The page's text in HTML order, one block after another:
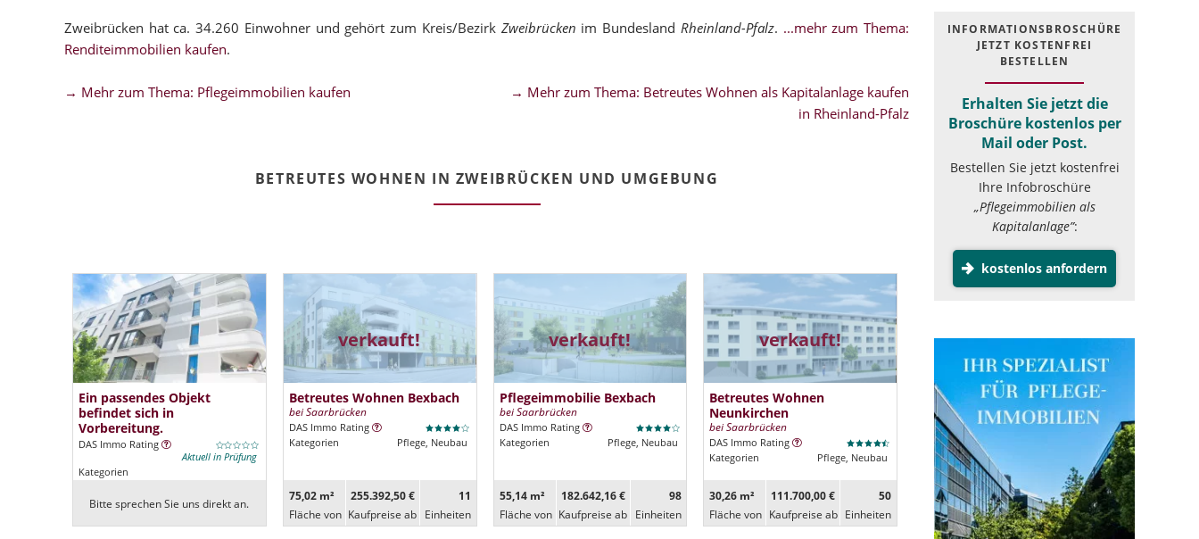
Zweibrücken hat ca. 34.260 Einwohner und gehört zum Kreis/Bezirk Zweibrücken im Bundesland Rheinland-Pfalz. ...mehr zum Thema:
Renditeimmobilien kaufen.
→ Mehr zum Thema: Pflegeimmobilien kaufen
→ Mehr zum Thema: Betreutes Wohnen als Kapitalanlage kaufen
in Rheinland-Pfalz
BETREUTES WOHNEN IN ZWEIBRÜCKEN UND UMGEBUNG
Ein passendes Objekt
befindet sich in
Vorbereitung.
DAS Immo Rating
Aktuell in Prüfung
Kategorien
Bitte sprechen Sie uns direkt an.
verkauft!
Betreutes Wohnen Bexbach
bei Saarbrücken
DAS Immo Rating
Kategorien
Pflege, Neubau
75,02 m²
Fläche von
255.392,50 €
Kaufpreise ab
11
Ein­heiten
verkauft!
Pflegeimmobilie Bexbach
bei Saarbrücken
DAS Immo Rating
Kategorien
Pflege, Neubau
55,14 m²
Fläche von
182.642,16 €
Kaufpreise ab
98
Ein­heiten
verkauft!
Betreutes Wohnen
Neunkirchen
bei Saarbrücken
DAS Immo Rating
Kategorien
Pflege, Neubau
30,26 m²
Fläche von
111.700,00 €
Kaufpreise ab
50
Ein­heiten
INFOR­MATIONS­BROSCHÜRE
JETZT KOSTEN­FREI
BESTELLEN
Erhalten Sie jetzt die
Broschüre kostenlos per
Mail oder Post.
Bestellen Sie jetzt kostenfrei
Ihre Infobroschüre
„Pflegeimmobilien als
Kapitalanlage”:
kostenlos anfordern